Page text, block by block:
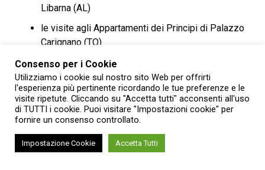
Libarna (AL)
le visite agli Appartamenti dei Principi di Palazzo
Carignano (TO)
la stagione musicale del Castello di Agliè (TO)
gli appuntamenti dell’Abbazia di Vezzolano (AT).
I luoghi da visitare e gli
Al Castello di Racconigi il mese si apre con due
Consenso per i Cookie
Utilizziamo i cookie sul nostro sito Web per offrirti
l'esperienza più pertinente ricordando le tue preferenze e le
visite ripetute. Cliccando su "Accetta tutti" acconsenti all'uso
di TUTTI i cookie. Puoi visitare "Impostazioni cookie" per
fornire un consenso controllato.
Impostazione Cookie Accetta Tutti